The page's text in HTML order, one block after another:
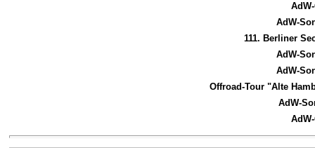
AdW-
111. Berliner
AdW-
AdW-
Offroad-Tour "Alte
AdW-